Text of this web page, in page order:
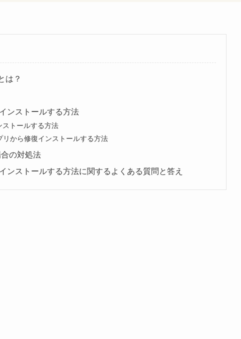
は？
ンストールする方法
トールする方法
から修復インストールする方法
の対処法
ンストールする方法に関するよくある質問と答え